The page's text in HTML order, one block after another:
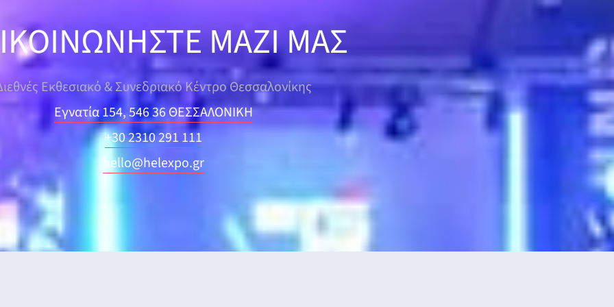
ΜΑΖΙ ΜΑΣ
Εκθεσιακό & Συνεδριακό Κέντρο Θεσσαλονίκης
Εγνατία 154, 546 36 ΘΕΣΣΑΛΟΝΙΚΗ
+30 2310 291 111
hello@helexpo.gr